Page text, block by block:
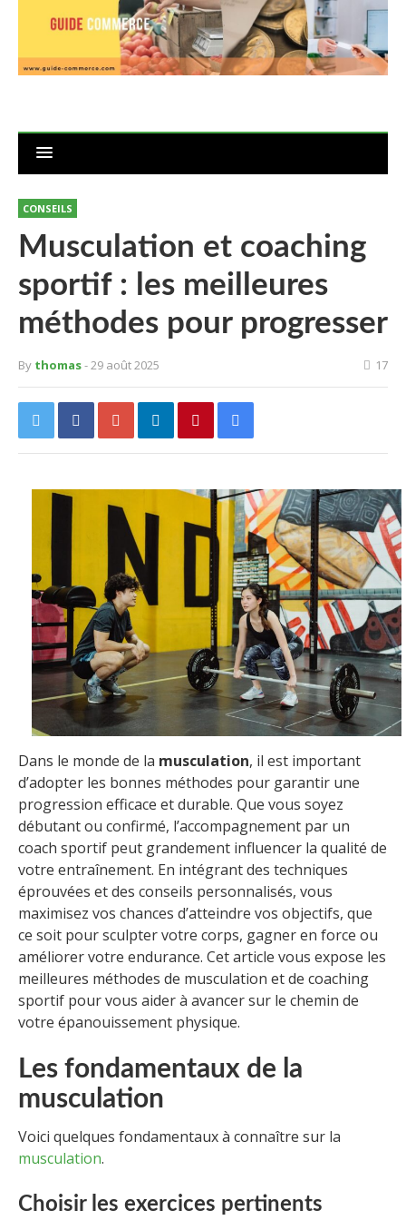
CONSEILS
Musculation et coaching
sportif : les meilleures
méthodes pour progresser
By thomas- 29 août 2025 17
Dans le monde de la musculation, il est important
d’adopter les bonnes méthodes pour garantir une
progression efficace et durable. Que vous soyez
débutant ou confirmé, l’accompagnement par un
coach sportif peut grandement influencer la qualité de
votre entraînement. En intégrant des techniques
éprouvées et des conseils personnalisés, vous
maximisez vos chances d’atteindre vos objectifs, que
ce soit pour sculpter votre corps, gagner en force ou
améliorer votre endurance. Cet article vous expose les
meilleures méthodes de musculation et de coaching
sportif pour vous aider à avancer sur le chemin de
votre épanouissement physique.
Les fondamentaux de la
musculation
Voici quelques fondamentaux à connaître sur la
musculation.
Choisir les exercices pertinents